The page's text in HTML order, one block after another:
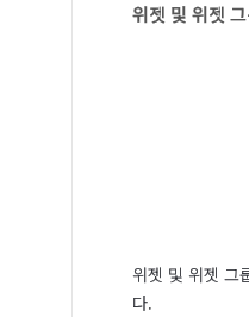
위젯 및 위젯
위젯 및 위젯 그
다.